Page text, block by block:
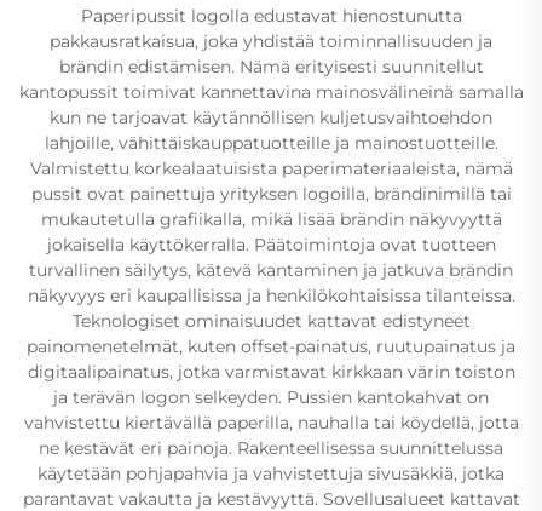
Paperipussit logolla edustavat hienostunutta
pakkausratkaisua, joka yhdistää toiminnallisuuden ja
brändin edistämisen. Nämä erityisesti suunnitellut
kantopussit toimivat kannettavina mainosvälineinä samalla
kun ne tarjoavat käytännöllisen kuljetusvaihtoehdon
lahjoille, vähittäiskauppatuotteille ja mainostuotteille.
Valmistettu korkealaatuisista paperimateriaaleista, nämä
pussit ovat painettuja yrityksen logoilla, brändinimillä tai
mukautetulla grafiikalla, mikä lisää brändin näkyvyyttä
jokaisella käyttökerralla. Päätoimintoja ovat tuotteen
turvallinen säilytys, kätevä kantaminen ja jatkuva brändin
näkyvyys eri kaupallisissa ja henkilökohtaisissa tilanteissa.
Teknologiset ominaisuudet kattavat edistyneet
painomenetelmät, kuten offset-painatus, ruutupainatus ja
digitaalipainatus, jotka varmistavat kirkkaan värin toiston
ja terävän logon selkeyden. Pussien kantokahvat on
vahvistettu kiertävällä paperilla, nauhalla tai köydellä, jotta
ne kestävät eri painoja. Rakenteellisessa suunnittelussa
käytetään pohjapahvia ja vahvistettuja sivusäkkiä, jotka
parantavat vakautta ja kestävyyttä. Sovellusalueet kattavat